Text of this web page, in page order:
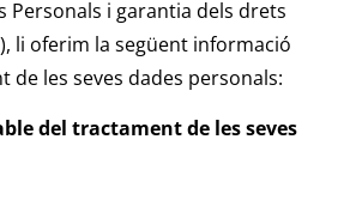
Personals i garantia dels drets
li oferim la següent informació
de les seves dades personals:
del tractament de les seves